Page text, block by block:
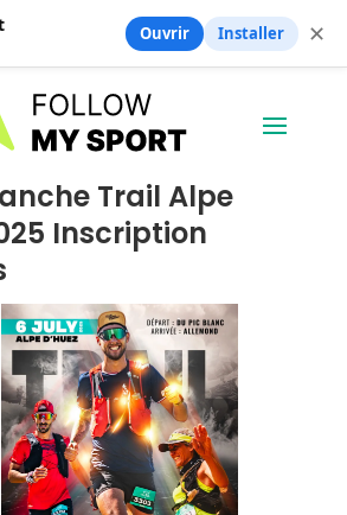
Trail Alpe
Inscription
Ouvrir Installer ✕